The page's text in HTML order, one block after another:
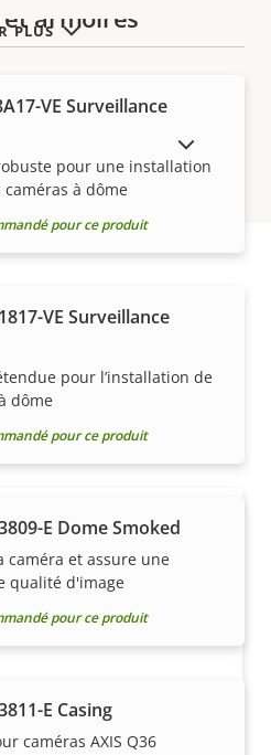
PLUSarmoires
VE Surveillance
pour une installation
à dôme
pour ce produit
VE Surveillance
pour l’installation de
dôme
pour ce produit
E Dome Smoked
caméra et assure une
qualité d'image
pour ce produit
E Casing
caméras AXIS Q36
ABANDONNÉS
produits individuels sont
manière experte par nos
de confiance.